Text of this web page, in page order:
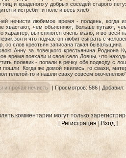
и краденого у добрых соседей старого
и истребит и поле и весь хлеб
нечисти любимое время - полдень, когда
чем объясняют, больше путают,
характер, выясняются очень мало, и во
зол и что подчас он любит сыграть с
слов крестьян записана такая бывальщина
Анну за ловецкого крестьянина Родиона
время поехали и свое село Ловцы, что
полевик - попали в речку обе подводу с
Когда же домой явились, го свахи,
телегой-то и нашли сваху совсем окоченелою"
и прочая нечисть | Просмотров: 586 | Добавил:
комментарии могут только
[ Регистрация |Вход ]